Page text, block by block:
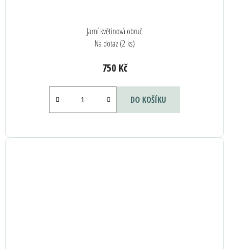
Jarní květinová obruč
Na dotaz(2 ks)
750 Kč
DO KOŠÍKU